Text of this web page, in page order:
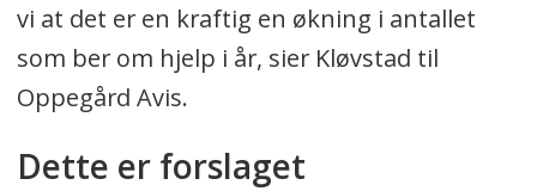
vi at det er en kraftig en økning i antallet
som ber om hjelp i år, sier Kløvstad til
Oppegård Avis.
Dette er forslaget